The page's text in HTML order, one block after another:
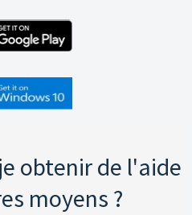
obtenir de l'aide
moyens ?